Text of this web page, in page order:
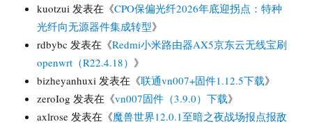
kuotzui 发表在《CPO保偏光纤2026年底迎拐点：特种
光纤向无源器件集成转型》
rdbybc 发表在《Redmi小米路由器AX5京东云无线宝刷
openwrt（R22.4.18） 》
bizheyanhuxi 发表在《联通vn007+固件1.12.5下载》
zeroIog 发表在《vn007固件（3.9.0）下载》
axlrose 发表在《魔兽世界12.0.1至暗之夜战场报点报敌